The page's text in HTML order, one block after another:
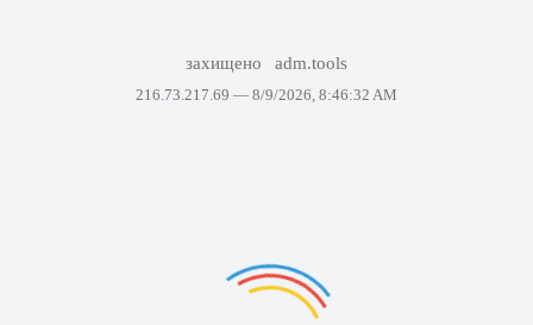
захищено adm.tools
216.73.217.69 — 8/9/2026, 8:46:32 AM